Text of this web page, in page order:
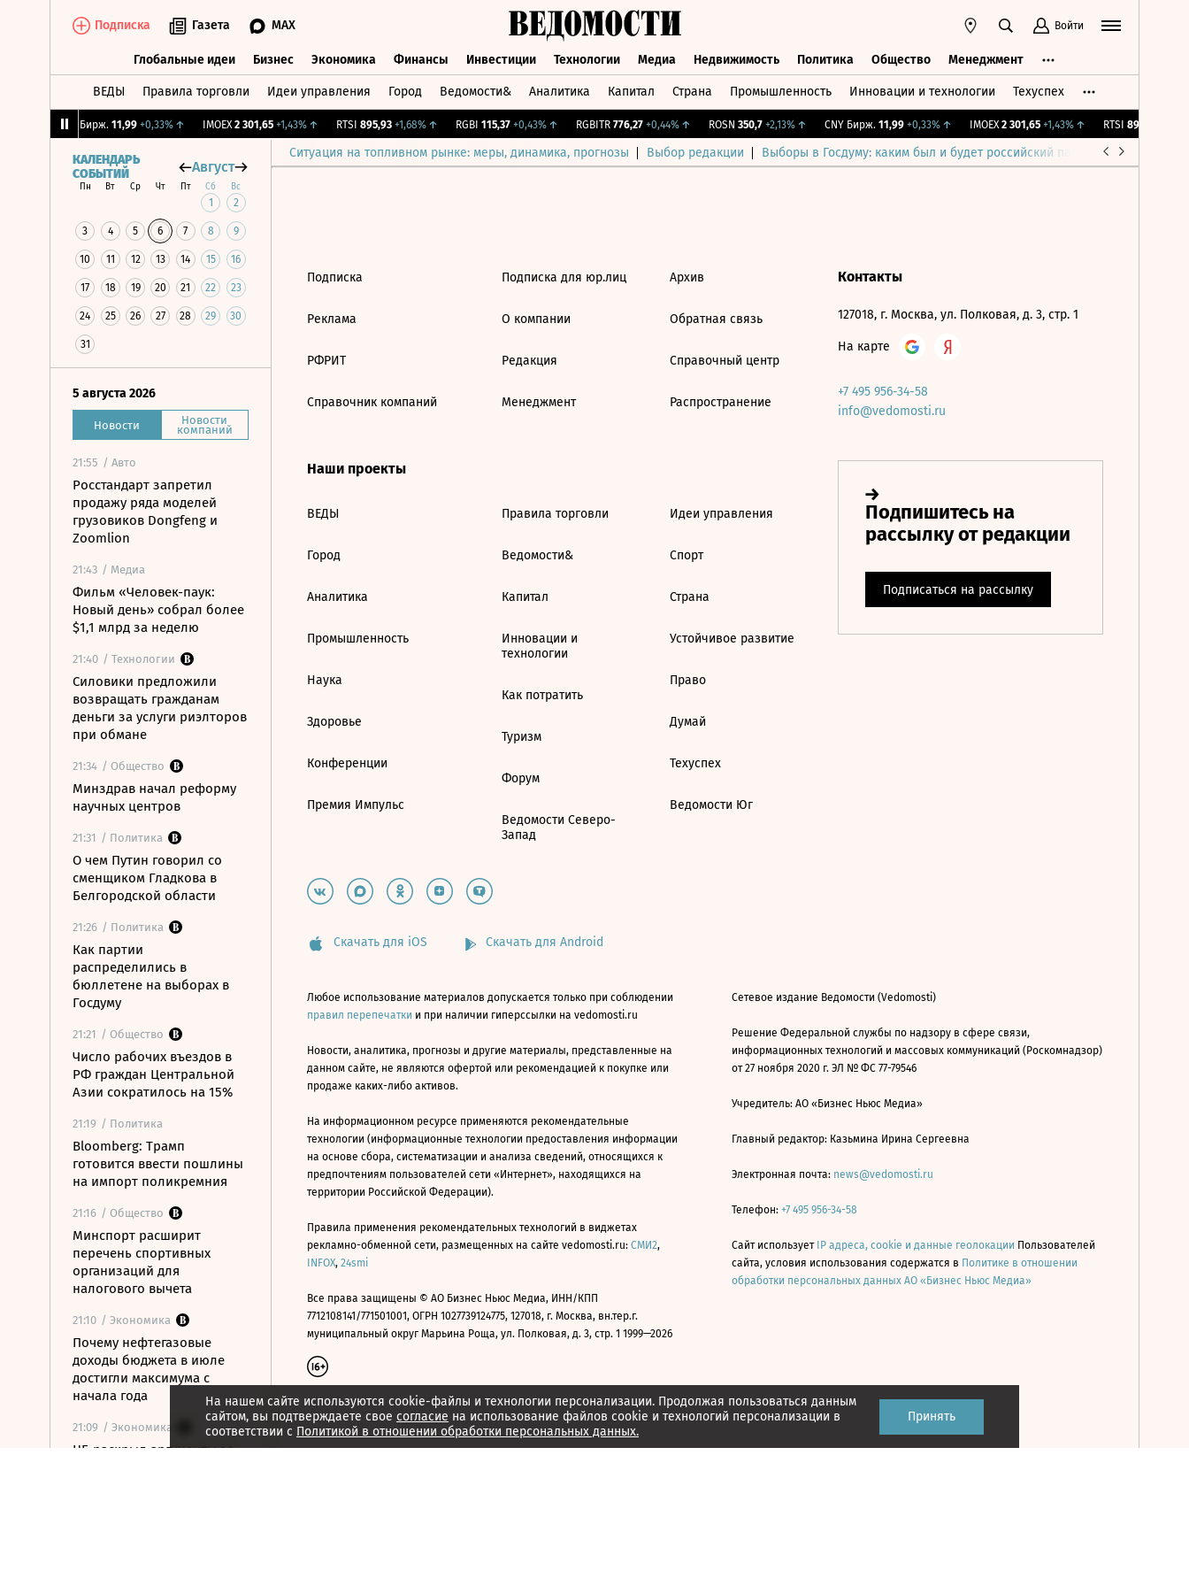
Подписка Газета MAX Войти
Глобальные идеи Бизнес Экономика Финансы Инвестиции Технологии Медиа Недвижимость Политика Общество Менеджмент
ВЕДЫ Правила торговли Идеи управления Город Ведомости& Аналитика Капитал Страна Промышленность Инновации и технологии Техуспех
CNY Бирж. 11,99 +0,33%↑ IMOEX 2 301,65 +1,43%↑ RTSI 895,93 +1,68%↑ RGBI 115,37 +0,43%↑ RGBITR 776,27 +0,44%↑ ROSN 350,7 +2,13%↑ CNY Бирж. 11,99 +0,33%↑ IMOEX 2 301,65 +1,43%↑ RTSI 895,93
Ситуация на топливном рынке: меры, динамика, прогнозы Выбор редакции Выборы в Госдуму: каким был и будет российский парламент
КАЛЕНДАРЬ
СОБЫТИЙ
Август
Пн Вт Ср Чт Пт Сб Вс
1 2
3 4 5 6 7 8 9
10 11 12 13 14 15 16
17 18 19 20 21 22 23
24 25 26 27 28 29 30
31
5 августа 2026
Новости Новости
компаний
21:55 / Авто
Росстандарт запретил
продажу ряда моделей
грузовиков Dongfeng и
Zoomlion
21:43 / Медиа
Фильм «Человек-паук:
Новый день» собрал более
$1,1 млрд за неделю
21:40 / Технологии
Силовики предложили
возвращать гражданам
деньги за услуги риэлторов
при обмане
21:34 / Общество
Минздрав начал реформу
научных центров
21:31 / Политика
О чем Путин говорил со
сменщиком Гладкова в
Белгородской области
21:26 / Политика
Как партии
распределились в
бюллетене на выборах в
Госдуму
21:21 / Общество
Число рабочих въездов в
РФ граждан Центральной
Азии сократилось на 15%
21:19 / Политика
Bloomberg: Трамп
готовится ввести пошлины
на импорт поликремния
21:16 / Общество
Минспорт расширит
перечень спортивных
организаций для
налогового вычета
21:10 / Экономика
Почему нефтегазовые
доходы бюджета в июле
достигли максимума с
начала года
21:09 / Экономика
ЦБ раскрыл аргументы за
На нашем сайте используются cookie-файлы и технологии персонализации. Продолжая пользоваться данным
сайтом, вы подтверждаете свое согласие на использование файлов cookie и технологий персонализации в
соответствии с Политикой в отношении обработки персональных данных.
Принять
Подписка
Реклама
РФРИТ
Справочник компаний
Подписка для юр.лиц
О компании
Редакция
Менеджмент
Архив
Обратная связь
Справочный центр
Распространение
Наши проекты
ВЕДЫ
Город
Аналитика
Промышленность
Наука
Здоровье
Конференции
Премия Импульс
Правила торговли
Ведомости&
Капитал
Инновации и
технологии
Как потратить
Туризм
Форум
Ведомости Северо-
Запад
Идеи управления
Спорт
Страна
Устойчивое развитие
Право
Думай
Техуспех
Ведомости Юг
Контакты
127018, г. Москва, ул. Полковая, д. 3, стр. 1
На карте
+7 495 956-34-58
info@vedomosti.ru
Скачать для iOS Скачать для Android
Любое использование материалов допускается только при соблюдении
правил перепечатки и при наличии гиперссылки на vedomosti.ru
Новости, аналитика, прогнозы и другие материалы, представленные на
данном сайте, не являются офертой или рекомендацией к покупке или
продаже каких-либо активов.
На информационном ресурсе применяются рекомендательные
технологии (информационные технологии предоставления информации
на основе сбора, систематизации и анализа сведений, относящихся к
предпочтениям пользователей сети «Интернет», находящихся на
территории Российской Федерации).
Правила применения рекомендательных технологий в виджетах
рекламно-обменной сети, размещенных на сайте vedomosti.ru: СМИ2,
INFOX, 24smi
Все права защищены © АО Бизнес Ньюс Медиа, ИНН/КПП
7712108141/771501001, ОГРН 1027739124775, 127018, г. Москва, вн.тер.г.
муниципальный округ Марьина Роща, ул. Полковая, д. 3, стр. 1 1999—2026
Сетевое издание Ведомости (Vedomosti)
Решение Федеральной службы по надзору в сфере связи,
информационных технологий и массовых коммуникаций (Роскомнадзор)
от 27 ноября 2020 г. ЭЛ № ФС 77-79546
Учредитель: АО «Бизнес Ньюс Медиа»
Главный редактор: Казьмина Ирина Сергеевна
Электронная почта: news@vedomosti.ru
Телефон: +7 495 956-34-58
Сайт использует IP адреса, cookie и данные геолокации Пользователей
сайта, условия использования содержатся в Политике в отношении
обработки персональных данных АО «Бизнес Ньюс Медиа»